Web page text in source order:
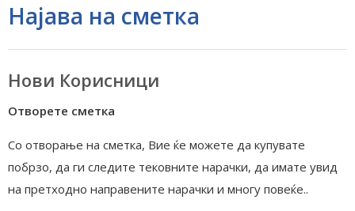
Најава на сметка
Нови Корисници
Отворете сметка
Со отворање на сметка, Вие ќе можете да купувате
побрзо, да ги следите тековните нарачки, да имате увид
на претходно направените нарачки и многу повеќе..